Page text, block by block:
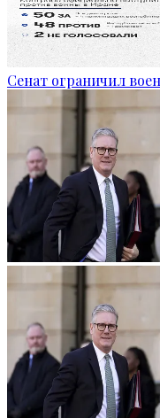
Сенат ограничил